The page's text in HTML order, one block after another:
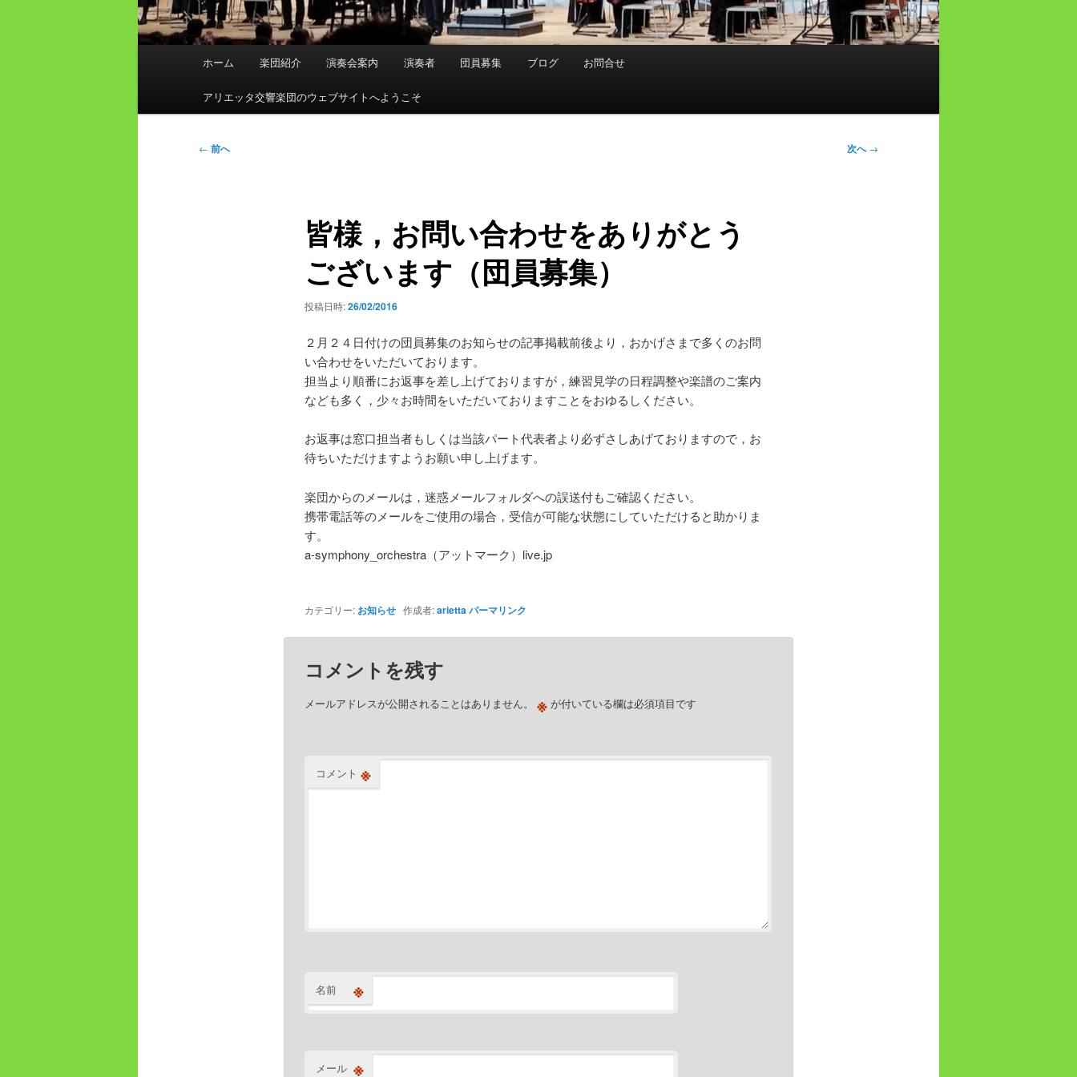
メ
ホーム 楽団紹介 演奏会案内 演奏者 団員募集 ブログ お問合せ
アリエッタ交響楽団のウェブサイトへようこそ
投
← 前へ 次へ→
皆様，お問い合わせをありがとう
ございます（団員募集）
投稿日時:26/02/2016
２月２４日付けの団員募集のお知らせの記事掲載前後より，おかげさまで多くのお問
い合わせをいただいております。
担当より順番にお返事を差し上げておりますが，練習見学の日程調整や楽譜のご案内
なども多く，少々お時間をいただいておりますことをおゆるしください。
お返事は窓口担当者もしくは当該パート代表者より必ずさしあげておりますので，お
待ちいただけますようお願い申し上げます。
楽団からのメールは，迷惑メールフォルダへの誤送付もご確認ください。
携帯電話等のメールをご使用の場合，受信が可能な状態にしていただけると助かりま
す。
a-symphony_orchestra（アットマーク）live.jp
カテゴリー: お知らせ作成者:ariettaパーマリンク
コメントを残す
メールアドレスが公開されることはありません。 ※が付いている欄は必須項目です
コメント ※
名前 ※
メール ※